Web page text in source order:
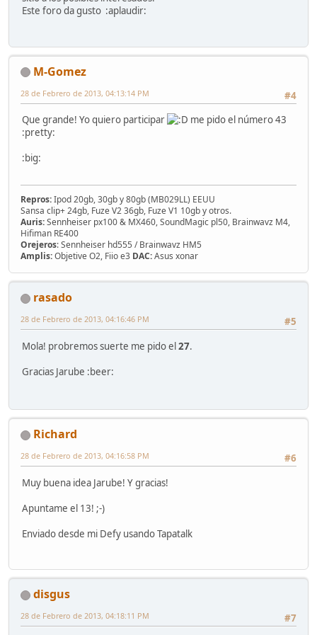
Este foro da gusto :aplaudir:
M-Gomez
#4
28 de Febrero de 2013, 04:13:14 PM
Que grande! Yo quiero participar
me pido el número 43
:pretty:
:big:
Repros:Ipod 20gb, 30gb y 80gb (MB029LL) EEUU
Sansa clip+ 24gb, Fuze V2 36gb, Fuze V1 10gb y otros.
Auris:Sennheiser px100 & MX460, SoundMagic pl50, Brainwavz M4,
Hifiman RE400
Orejeros: Sennheiser hd555 / Brainwavz HM5
Amplis:Objetive O2, Fiio e3 DAC:Asus xonar
rasado
#5
28 de Febrero de 2013, 04:16:46 PM
Mola! probremos suerte me pido el27.
Gracias Jarube :beer:
Richard
#6
28 de Febrero de 2013, 04:16:58 PM
Muy buena idea Jarube! Y gracias!
Apuntame el 13! ;-)
Enviado desde mi Defy usando Tapatalk
disgus
#7
28 de Febrero de 2013, 04:18:11 PM